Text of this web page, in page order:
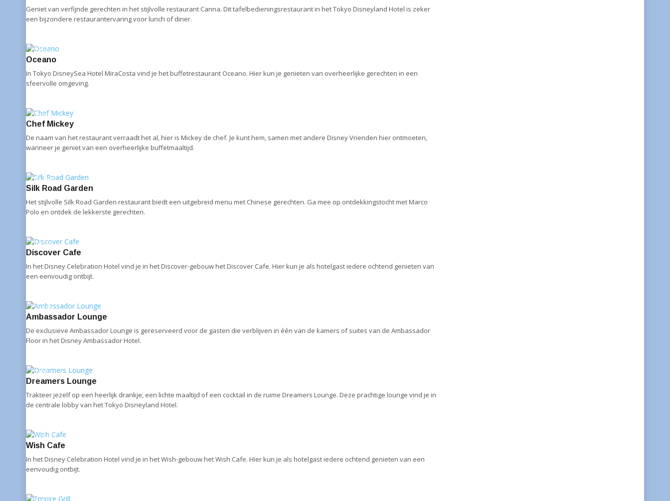
Geniet van verfijnde gerechten in het stijlvolle restaurant Canna. Dit tafelbedieningsrestaurant in het Tokyo Disneyland Hotel is zeker
een bijzondere restaurantervaring voor lunch of diner.
Oceano
1315
In Tokyo DisneySea Hotel MiraCosta vind je het buffetrestaurant Oceano. Hier kun je genieten van overheerlijke gerechten in een
sfeervolle omgeving.
Chef Mickey
1298
De naam van het restaurant verraadt het al, hier is Mickey de chef. Je kunt hem, samen met andere Disney Vrienden hier ontmoeten,
wanneer je geniet van een overheerlijke buffetmaaltijd.
Silk Road Garden
1289
Het stijlvolle Silk Road Garden restaurant biedt een uitgebreid menu met Chinese gerechten. Ga mee op ontdekkingstocht met Marco
Polo en ontdek de lekkerste gerechten.
Discover Cafe
1276
In het Disney Celebration Hotel vind je in het Discover-gebouw het Discover Cafe. Hier kun je als hotelgast iedere ochtend genieten van
een eenvoudig ontbijt.
Ambassador Lounge
1249
De exclusieve Ambassador Lounge is gereserveerd voor de gasten die verblijven in één van de kamers of suites van de Ambassador
Floor in het Disney Ambassador Hotel.
Dreamers Lounge
1248
Trakteer jezelf op een heerlijk drankje, een lichte maaltijd of een cocktail in de ruime Dreamers Lounge. Deze prachtige lounge vind je in
de centrale lobby van het Tokyo Disneyland Hotel.
Wish Cafe
1246
In het Disney Celebration Hotel vind je in het Wish-gebouw het Wish Cafe. Hier kun je als hotelgast iedere ochtend genieten van een
eenvoudig ontbijt.